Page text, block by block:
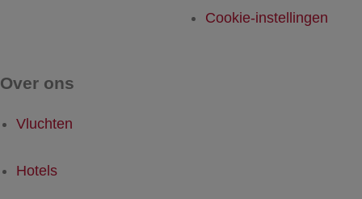
Cookie-instellingen
Over ons
Vluchten
Hotels